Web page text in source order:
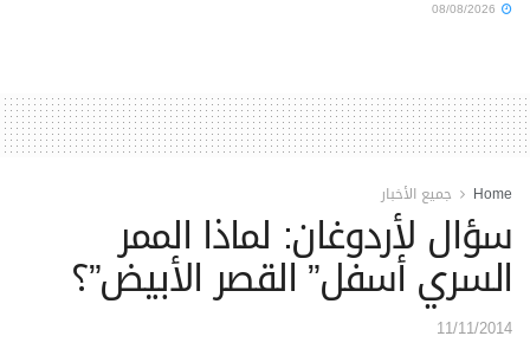
Home جميع الأخبار
سؤال لأردوغان: لماذا الممر
السري أسفل” القصر الأبيض”؟
11/11/2014